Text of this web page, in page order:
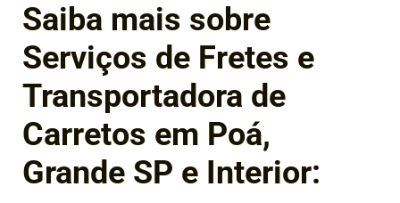
Saiba mais sobre
Serviços de Fretes e
Transportadora de
Carretos em Poá,
Grande SP e Interior: